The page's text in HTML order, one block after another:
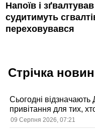
Напоїв і
судитимуть
переховувався
Стрічка новин
Сьогодні відзначають
привітання для тих,
09 Серпня 2026, 07:21